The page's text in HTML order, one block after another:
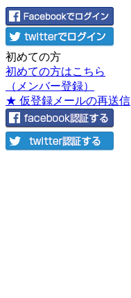
初めての方
初めての方はこちら
（メンバー登録）
★ 仮登録メールの再送信